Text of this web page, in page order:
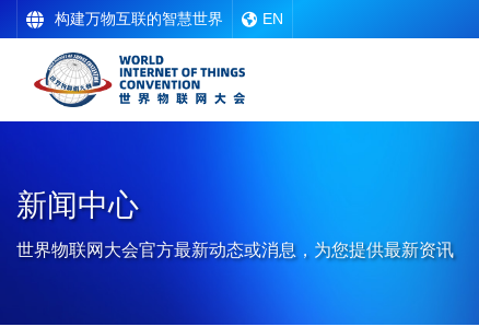
构建万物互联的智慧世界 EN
新闻中心
世界物联网大会官方最新动态或消息，为您提供最新资讯